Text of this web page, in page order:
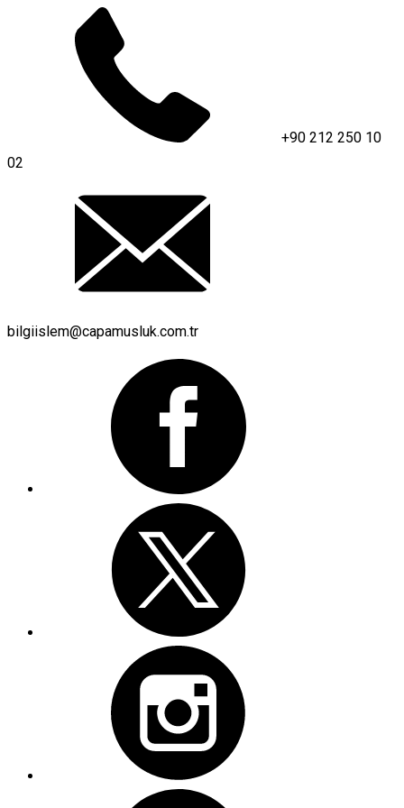
+90 212 250 10
02
bilgiislem@capamusluk.com.tr